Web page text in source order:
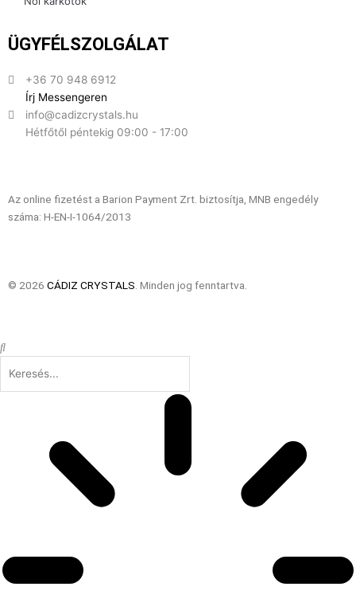
ÜGYFÉLSZOLGÁLAT
+36 70 948 6912
Írj Messengeren
info@cadizcrystals.hu
Hétfőtől péntekig 09:00 - 17:00
Az online fizetést a Barion Payment Zrt. biztosítja, MNB engedély
száma: H-EN-I-1064/2013
© 2026 CÁDIZ CRYSTALS. Minden jog fenntartva.
Keresés